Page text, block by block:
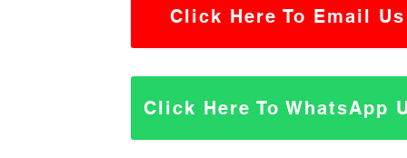
Click Here To Email Us
Click Here To WhatsApp